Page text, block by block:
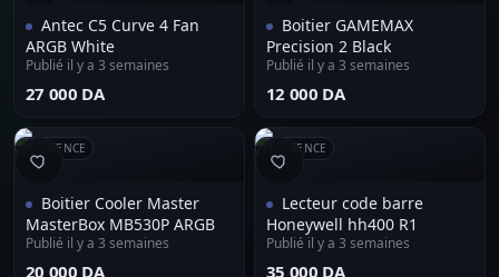
Antec C5 Curve 4 Fan
ARGB White
Publié il y a 3 semaines
⁦27 000 DA⁩
Boitier GAMEMAX
Precision 2 Black
Publié il y a 3 semaines
⁦12 000 DA⁩
RÉFÉRENCE
Boitier Cooler Master
MasterBox MB530P ARGB
Publié il y a 3 semaines
⁦20 000 DA⁩
RÉFÉRENCE
Lecteur code barre
Honeywell hh400 R1
Publié il y a 3 semaines
⁦35 000 DA⁩